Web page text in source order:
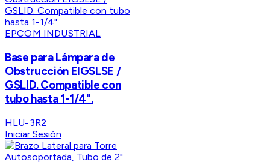
EPCOM INDUSTRIAL
Base para Lámpara de
Obstrucción EIGSLSE /
GSLID. Compatible con
tubo hasta 1-1/4".
HLU-3R2
Iniciar Sesión